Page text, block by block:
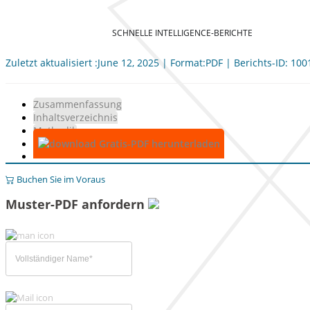
SCHNELLE INTELLIGENCE-BERICHTE
Zuletzt aktualisiert :June 12, 2025 | Format:PDF | Berichts-ID:
Zusammenfassung
Inhaltsverzeichnis
Methodik
Gratis-PDF herunterladen
Buchen Sie im Voraus
Muster-PDF anfordern